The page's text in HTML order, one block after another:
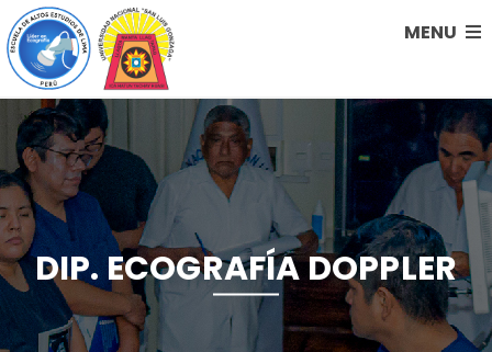
MENU
DIP. ECOGRAFÍA DOPPLER